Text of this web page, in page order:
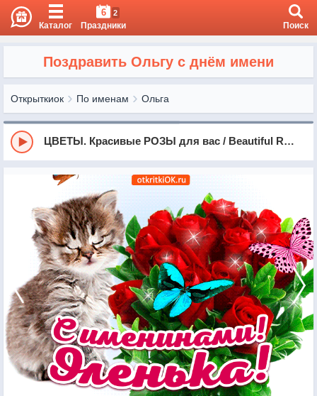
Каталог
6 2
Праздники Поиск
Поздравить Ольгу с днём имени
Открыткиок По именам Ольга
ЦВЕТЫ. Красивые РОЗЫ для вас / Beautiful Roses - For you